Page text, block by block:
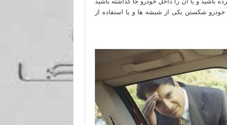
شکستن یکی از شیشه ها و یا استفاده از